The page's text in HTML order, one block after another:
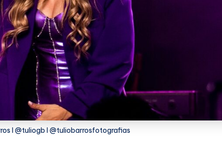
I @tuliogb I @tuliobarrosfotografias